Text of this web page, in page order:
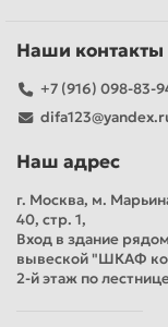
Наши контакты
+7 (916) 098-83-
Наш адрес
г. Москва, м.
40, стр. 1,
Вход в здание
вывеской "ШКАФ
2-й этаж по